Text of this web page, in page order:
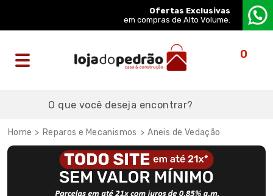
Ofertas Exclusivas
em compras de Alto Volume.
0
Reparos e Mecanismos Aneis de Vedação